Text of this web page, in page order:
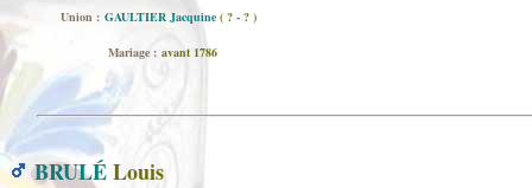
Union : GAULTIER Jacquine ( ? - ? )
Mariage : avant 1786
BRULÉLouis